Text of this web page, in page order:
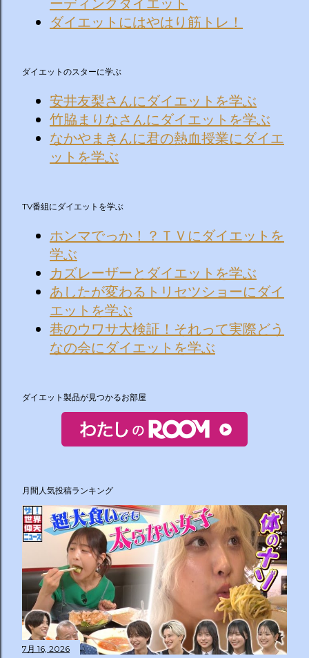
ダイエットにはやはり筋トレ！
ダイエットのスターに学ぶ
安井友梨さんにダイエットを学ぶ
竹脇まりなさんにダイエットを学ぶ
なかやまきんに君の熱血授業にダイエ
ットを学ぶ
TV番組にダイエットを学ぶ
ホンマでっか！？ＴＶにダイエットを
学ぶ
カズレーザーとダイエットを学ぶ
あしたが変わるトリセツショーにダイ
エットを学ぶ
巷のウワサ大検証！それって実際どう
なの会にダイエットを学ぶ
ダイエット製品が見つかるお部屋
月間人気投稿ランキング
7月 16, 2026